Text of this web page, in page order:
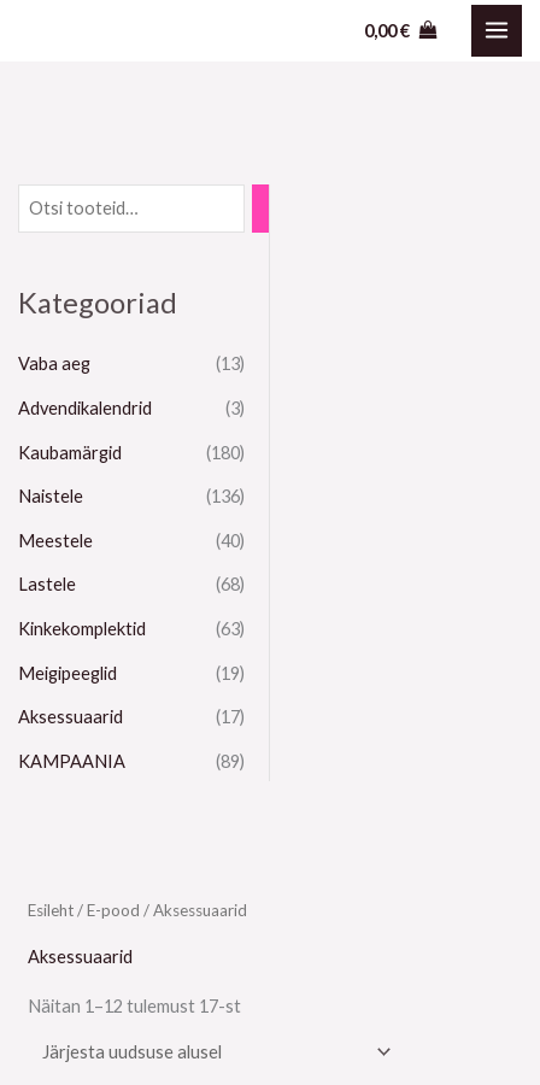
0,00€
Kategooriad
Vaba aeg (13)
Advendikalendrid (3)
Kaubamärgid (180)
Naistele (136)
Meestele (40)
Lastele (68)
Kinkekomplektid (63)
Meigipeeglid (19)
Aksessuaarid (17)
KAMPAANIA (89)
Esileht/E-pood / Aksessuaarid
Aksessuaarid
Näitan 1–12 tulemust 17-st
Sorditud
uusimate